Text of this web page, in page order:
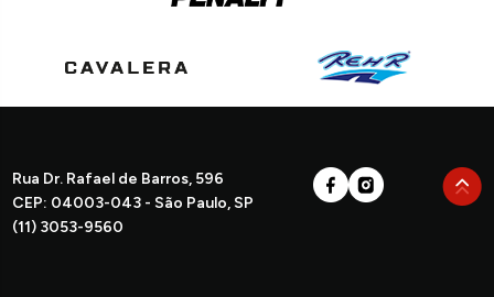
Rua Dr. Rafael de Barros, 596
CEP: 04003-043 - São Paulo, SP
(11) 3053-9560